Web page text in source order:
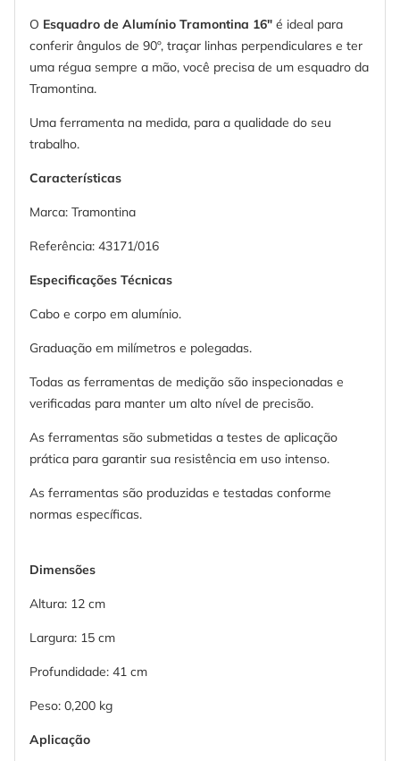
O Esquadro de Alumínio Tramontina 16" é ideal para
conferir ângulos de 90º, traçar linhas perpendiculares e ter
uma régua sempre a mão, você precisa de um esquadro da
Tramontina.
Uma ferramenta na medida, para a qualidade do seu
trabalho.
Características
Marca: Tramontina
Referência: 43171/016
Especificações Técnicas
Cabo e corpo em alumínio.
Graduação em milímetros e polegadas.
Todas as ferramentas de medição são inspecionadas e
verificadas para manter um alto nível de precisão.
As ferramentas são submetidas a testes de aplicação
prática para garantir sua resistência em uso intenso.
As ferramentas são produzidas e testadas conforme
normas específicas.
Dimensões
Altura: 12 cm
Largura: 15 cm
Profundidade: 41 cm
Peso: 0,200 kg
Aplicação